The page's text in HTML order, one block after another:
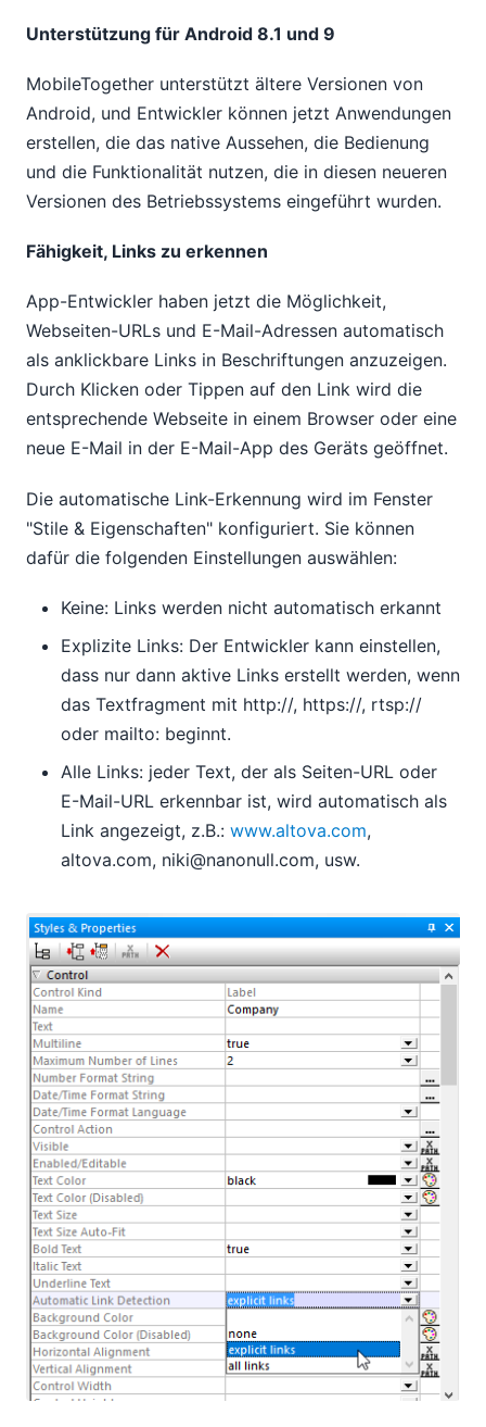
Unterstützung für Android 8.1 und 9
MobileTogether unterstützt ältere Versionen von
Android, und Entwickler können jetzt Anwendungen
erstellen, die das native Aussehen, die Bedienung
und die Funktionalität nutzen, die in diesen neueren
Versionen des Betriebssystems eingeführt wurden.
Fähigkeit, Links zu erkennen
App-Entwickler haben jetzt die Möglichkeit,
Webseiten-URLs und E-Mail-Adressen automatisch
als anklickbare Links in Beschriftungen anzuzeigen.
Durch Klicken oder Tippen auf den Link wird die
entsprechende Webseite in einem Browser oder eine
neue E-Mail in der E-Mail-App des Geräts geöffnet.
Die automatische Link-Erkennung wird im Fenster
"Stile & Eigenschaften" konfiguriert. Sie können
dafür die folgenden Einstellungen auswählen:
Keine: Links werden nicht automatisch erkannt
Explizite Links: Der Entwickler kann einstellen,
dass nur dann aktive Links erstellt werden, wenn
das Textfragment mit http://, https://, rtsp://
oder mailto: beginnt.
Alle Links: jeder Text, der als Seiten-URL oder
E-Mail-URL erkennbar ist, wird automatisch als
Link angezeigt, z.B.: www.altova.com,
altova.com, niki@nanonull.com, usw.